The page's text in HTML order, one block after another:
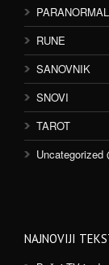
RUNE
SANOVNIK
SNOVI
TAROT
Uncategorized
NAJNOVIJI